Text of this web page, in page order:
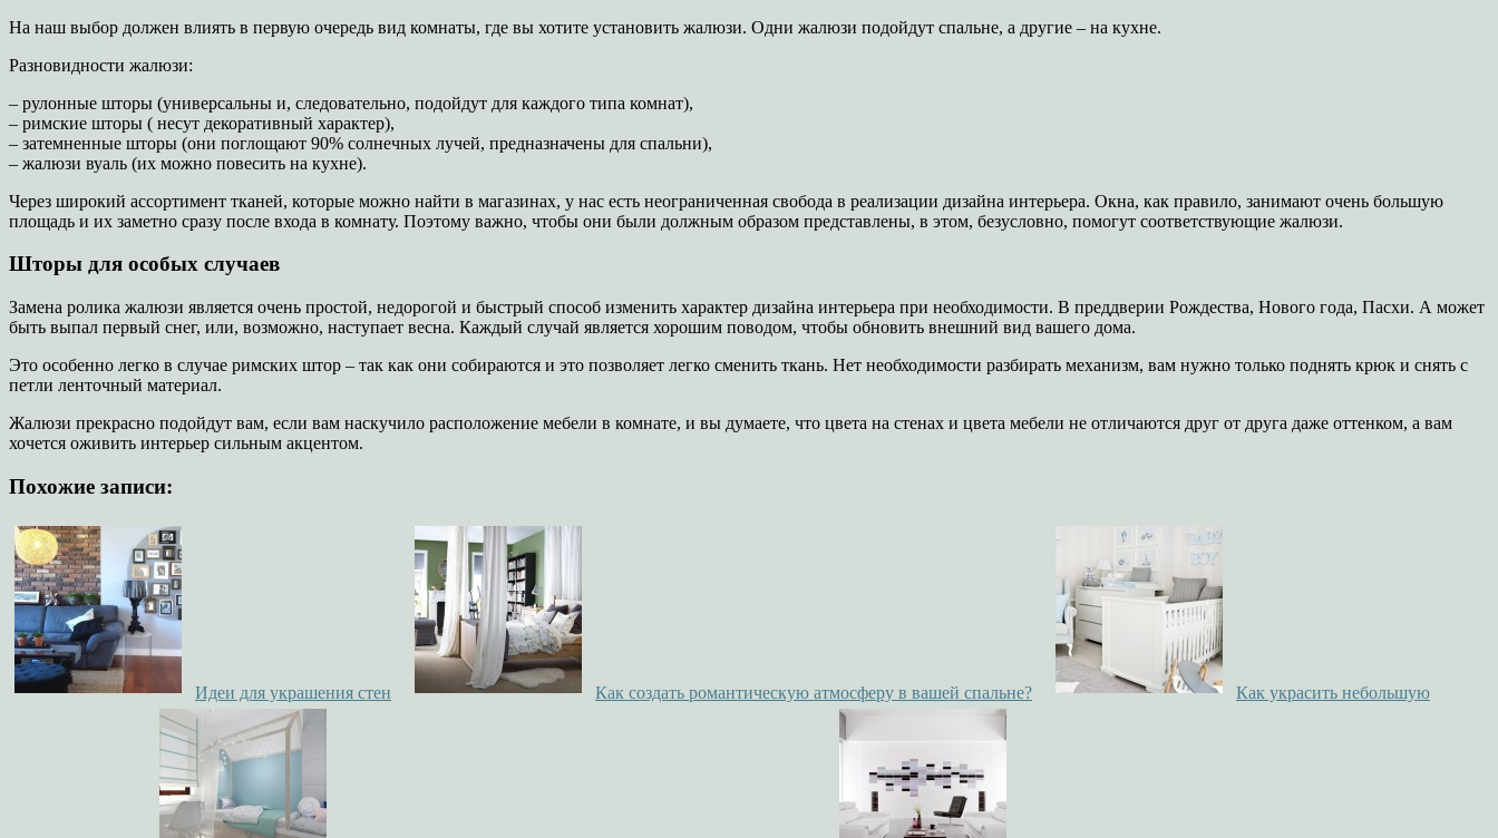
На наш выбор должен влиять в первую очередь вид комнаты, где вы хотите установить жалюзи. Одни жалюзи подойдут спальне, а другие – на кухне.
Разновидности жалюзи:
– рулонные шторы (универсальны и, следовательно, подойдут для каждого типа комнат),
– римские шторы ( несут декоративный характер),
– затемненные шторы (они поглощают 90% солнечных лучей, предназначены для спальни),
– жалюзи вуаль (их можно повесить на кухне).
Через широкий ассортимент тканей, которые можно найти в магазинах, у нас есть неограниченная свобода в реализации дизайна интерьера. Окна, как правило, занимают очень большую
площадь и их заметно сразу после входа в комнату. Поэтому важно, чтобы они были должным образом представлены, в этом, безусловно, помогут соответствующие жалюзи.
Шторы для особых случаев
Замена ролика жалюзи является очень простой, недорогой и быстрый способ изменить характер дизайна интерьера при необходимости. В преддверии Рождества, Нового года, Пасхи. А может
быть выпал первый снег, или, возможно, наступает весна. Каждый случай является хорошим поводом, чтобы обновить внешний вид вашего дома.
Это особенно легко в случае римских штор – так как они собираются и это позволяет легко сменить ткань. Нет необходимости разбирать механизм, вам нужно только поднять крюк и снять с
петли ленточный материал.
Жалюзи прекрасно подойдут вам, если вам наскучило расположение мебели в комнате, и вы думаете, что цвета на стенах и цвета мебели не отличаются друг от друга даже оттенком, а вам
хочется оживить интерьер сильным акцентом.
Похожие записи:
Идеи для украшения стен Как создать романтическую атмосферу в вашей спальне? Как украсить небольшую